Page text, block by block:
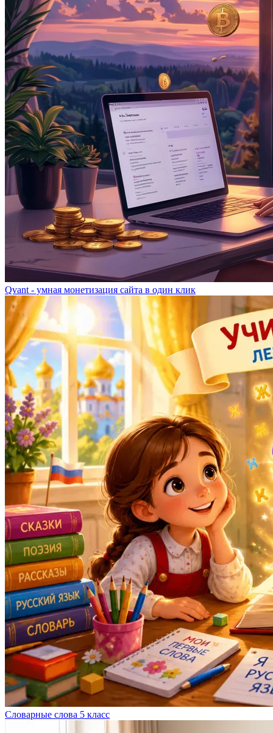
Qvant - умная монетизация сайта в один клик
Словарные слова 5 класс